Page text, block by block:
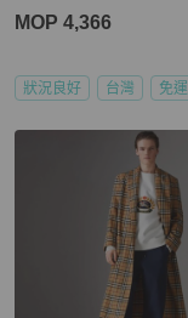
MOP 4,366
狀況良好 台灣 免運